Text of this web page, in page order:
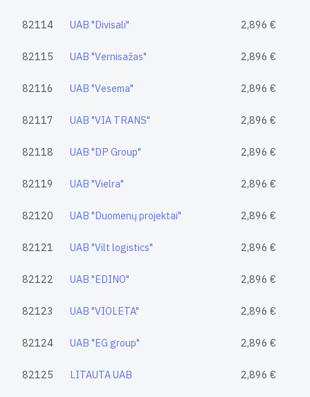
82114 UAB "Divisali" 2,896 €
82115 UAB "Vernisažas" 2,896 €
82116 UAB "Vesema" 2,896 €
82117 UAB "VIA TRANS" 2,896 €
82118 UAB "DP Group" 2,896 €
82119 UAB "Vielra" 2,896 €
82120 UAB "Duomenų projektai" 2,896 €
82121 UAB "Vilt logistics" 2,896 €
82122 UAB "EDINO" 2,896 €
82123 UAB "VIOLETA" 2,896 €
82124 UAB "EG group" 2,896 €
82125 LITAUTA UAB 2,896 €